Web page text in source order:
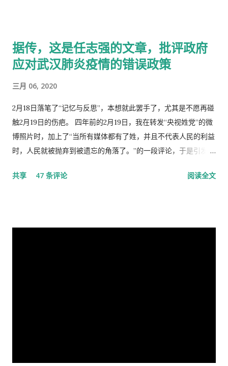
据传，这是任志强的文章，批评政府
应对武汉肺炎疫情的错误政策
三月 06, 2020
2月18日落笔了“记忆与反思”，本想就此罢手了，尤其是不愿再碰
触2月19日的伤疤。 四年前的2月19日，我在转发“央视姓党”的微
博照片时，加上了“当所有媒体都有了姓，并且不代表人民的利益
时，人民就被抛弃到被遗忘的角落了。”的一段评论，于是引发了
分！因此，每年的2月19日我都坚决的放下手中的笔，以守护曾经
共享 47 条评论 阅读全文